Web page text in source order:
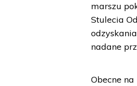
marszu
Stulecia
nadane
Obecne